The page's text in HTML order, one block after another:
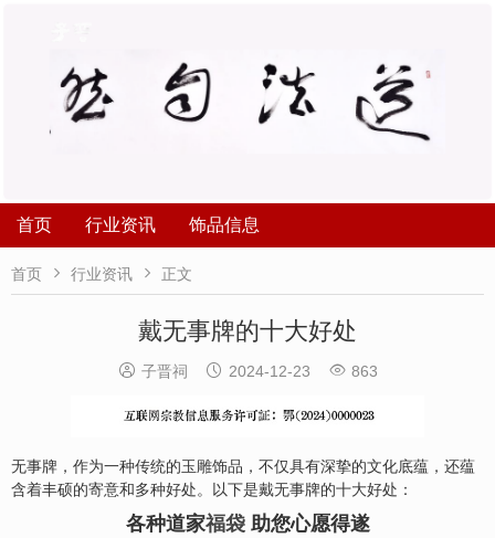
首页 行业资讯 饰品信息
首页  行业资讯  正文
戴无事牌的十大好处
 子晋祠  2024-12-23  863
无事牌，作为一种传统的玉雕饰品，不仅具有深挚的文化底蕴，还蕴
含着丰硕的寄意和多种好处。以下是戴无事牌的十大好处：
各种道家福袋助您心愿得遂